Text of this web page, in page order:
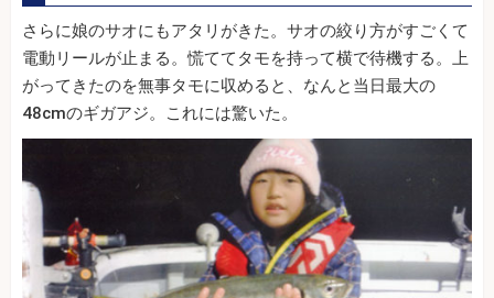
さらに娘のサオにもアタリがきた。サオの絞り方がすごくて
電動リールが止まる。慌ててタモを持って横で待機する。上
がってきたのを無事タモに収めると、なんと当日最大の
48cmのギガアジ。これには驚いた。